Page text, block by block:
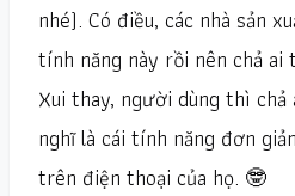
nhé). Có điều, các nhà sản
tính năng này rồi nên chả
Xui thay, người dùng thì
nghĩ là cái tính năng đơn
trên điện thoại của họ. 🤓